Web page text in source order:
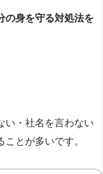
の身を守る対処法を
い・社名を言わない
ことが多いです。